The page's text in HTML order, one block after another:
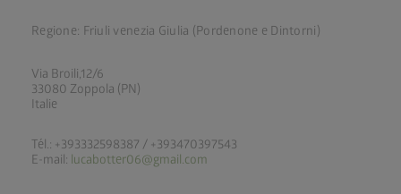
Regione: Friuli venezia Giulia (Pordenone e Dintorni)
Via Broili,12/6
33080 Zoppola (PN)
Italie
Tél.: +393332598387 / +393470397543
E-mail: lucabotter06@gmail.com